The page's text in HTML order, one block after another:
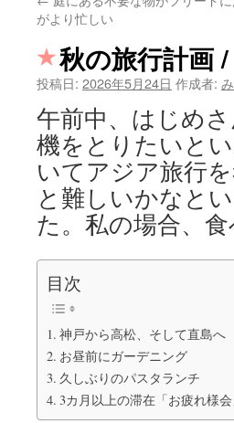
がより忙しい
秋の旅行計画
投稿日: 2026年5月24日 作成者:
午前中、はじめ
機をとりたいと
いてアジア旅行
と難しいかなと
た。私の場合、
目次
神戸から高松、そして直島へ
お昼前にガーデニング
久しぶりのパスタランチ
3カ月以上の滞在「お疲れ様会